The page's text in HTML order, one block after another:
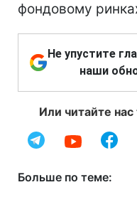
фондовому
Не упустите
наши
Или читайте
Больше по теме: